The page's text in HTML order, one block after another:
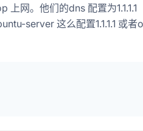
网。他们的dns 配置为1.1.1.1
server 这么配置1.1.1.1 或者